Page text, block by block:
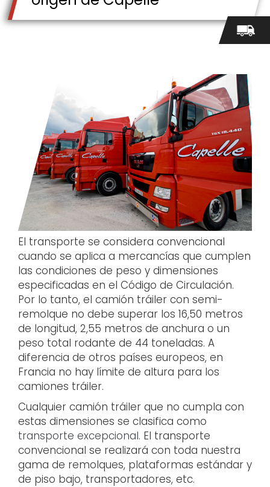
El transporte se considera convencional
cuando se aplica a mercancías que cumplen
las condiciones de peso y dimensiones
especificadas en el Código de Circulación.
Por lo tanto, el camión tráiler con semi-
remolque no debe superar los 16,50 metros
de longitud, 2,55 metros de anchura o un
peso total rodante de 44 toneladas. A
diferencia de otros países europeos, en
Francia no hay límite de altura para los
camiones tráiler.
Cualquier camión tráiler que no cumpla con
estas dimensiones se clasifica como
transporte excepcional. El transporte
convencional se realizará con toda nuestra
gama de remolques, plataformas estándar y
de piso bajo, transportadores, etc.